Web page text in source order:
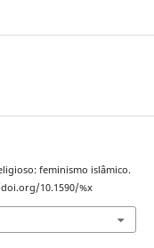
feminismo islâmico.
10.1590/%x